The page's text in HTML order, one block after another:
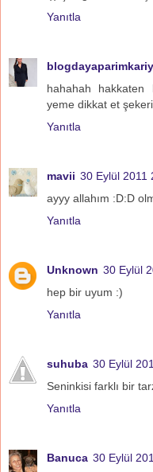
Yanıtla
hahahah
yeme dikkat et
Yanıtla
mavii 30 Eylül 2011
ayyy allahım :D:D
Yanıtla
Unknown 30 Eylül
hep bir uyum :)
Yanıtla
suhuba 30 Eylül
Seninkisi farklı bir
Yanıtla
Banuca 30 Eylül